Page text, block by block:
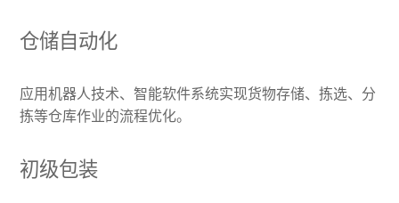
仓储自动化
应用机器人技术、智能软件系统实现货物存储、拣选、分
拣等仓库作业的流程优化。
初级包装